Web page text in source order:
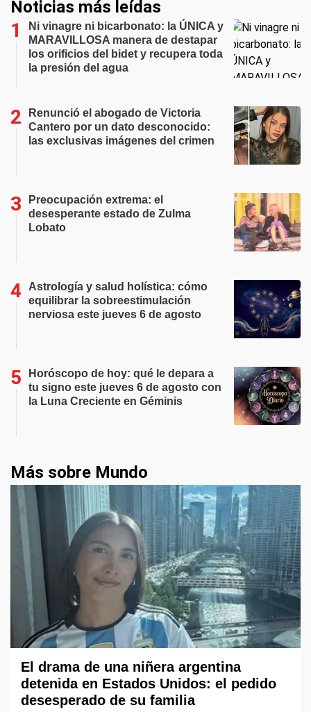
Noticias más leídas
Ni vinagre ni bicarbonato: la ÚNICA y
MARAVILLOSA manera de destapar
los orificios del bidet y recupera toda
la presión del agua
Renunció el abogado de Victoria
Cantero por un dato desconocido:
las exclusivas imágenes del crimen
Preocupación extrema: el
desesperante estado de Zulma
Lobato
Astrología y salud holística: cómo
equilibrar la sobreestimulación
nerviosa este jueves 6 de agosto
Horóscopo de hoy: qué le depara a
tu signo este jueves 6 de agosto con
la Luna Creciente en Géminis
Más sobre Mundo
El drama de una niñera argentina
detenida en Estados Unidos: el pedido
desesperado de su familia